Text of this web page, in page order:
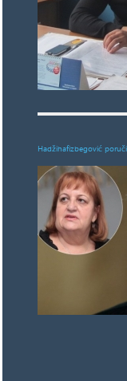
Hadžihafizbegović